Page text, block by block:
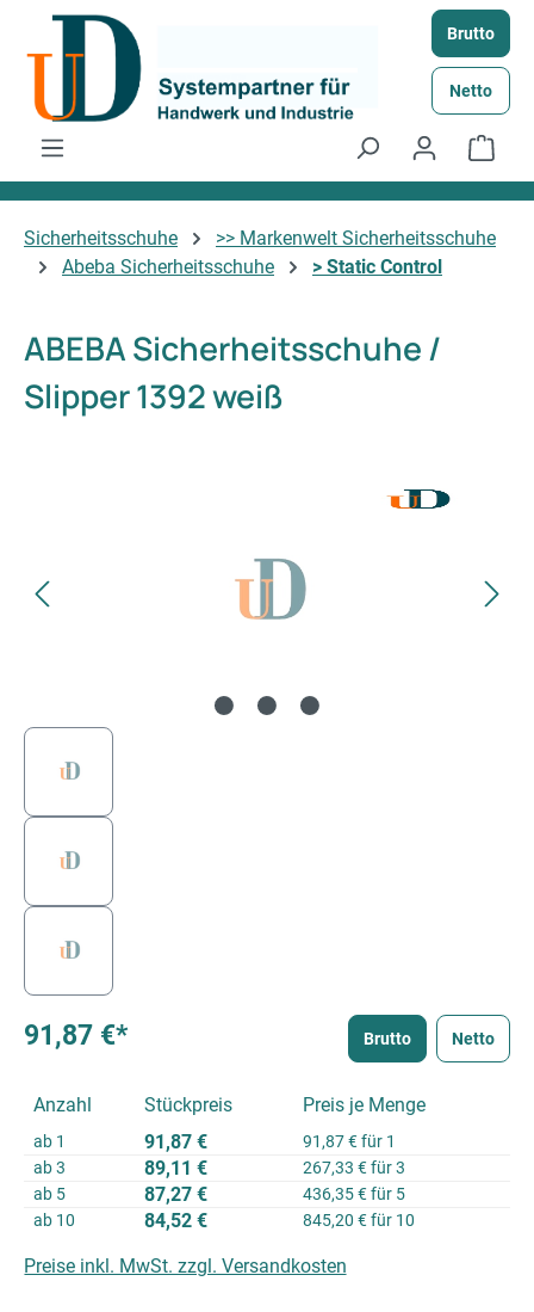
Zum Hauptinhalt springen Brutto
Netto
Sicherheitsschuhe
>> Markenwelt Sicherheitsschuhe
Abeba Sicherheitsschuhe
> Static Control
ABEBA Sicherheitsschuhe /
Slipper 1392 weiß
91,87 €* Brutto Netto
Anzahl Stückpreis Preis je Menge
ab 1 91,87 €
91,87 € für 1
ab3 89,11 €
267,33 € für 3
ab 5 87,27 €
436,35 € für 5
ab 10 84,52 € 845,20 € für 10
Preise inkl. MwSt. zzgl. Versandkosten